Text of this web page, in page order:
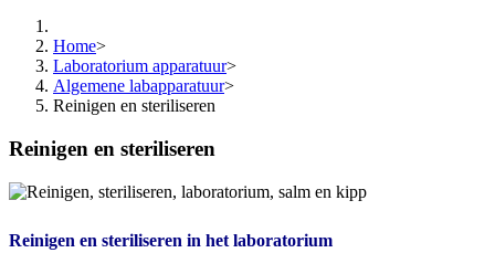
Home>
Laboratorium apparatuur>
Algemene labapparatuur>
Reinigen en steriliseren
Reinigen en steriliseren
Reinigen en steriliseren in het laboratorium